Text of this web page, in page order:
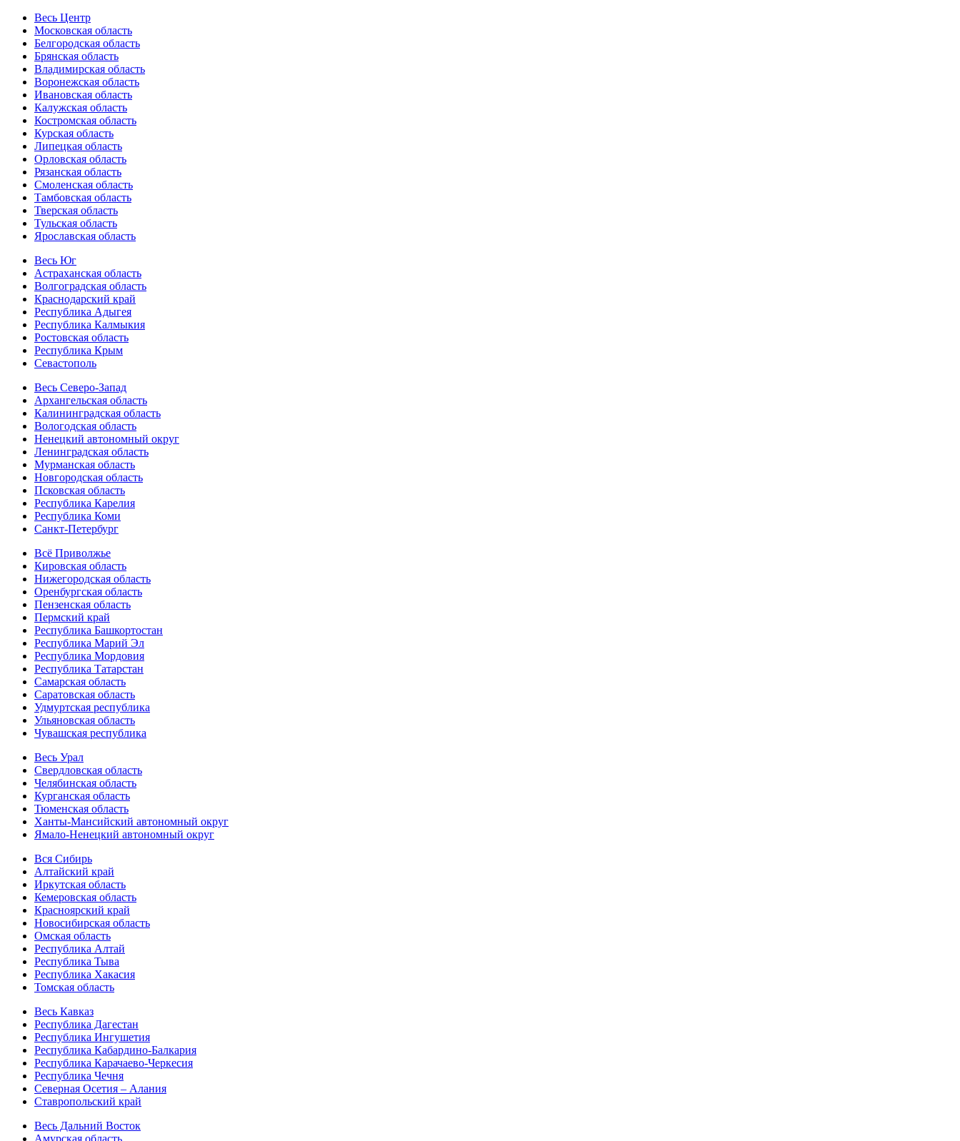
Весь Центр
Московская область
Белгородская область
Брянская область
Владимирская область
Воронежская область
Ивановская область
Калужская область
Костромская область
Курская область
Липецкая область
Орловская область
Рязанская область
Смоленская область
Тамбовская область
Тверская область
Тульская область
Ярославская область
Весь Юг
Астраханская область
Волгоградская область
Краснодарский край
Республика Адыгея
Республика Калмыкия
Ростовская область
Республика Крым
Севастополь
Весь Северо-Запад
Архангельская область
Калининградская область
Вологодская область
Ненецкий автономный округ
Ленинградская область
Мурманская область
Новгородская область
Псковская область
Республика Карелия
Республика Коми
Санкт-Петербург
Всё Приволжье
Кировская область
Нижегородская область
Оренбургская область
Пензенская область
Пермский край
Республика Башкортостан
Республика Марий Эл
Республика Мордовия
Республика Татарстан
Самарская область
Саратовская область
Удмуртская республика
Ульяновская область
Чувашская республика
Весь Урал
Свердловская область
Челябинская область
Курганская область
Тюменская область
Ханты-Мансийский автономный округ
Ямало-Ненецкий автономный округ
Вся Сибирь
Алтайский край
Иркутская область
Кемеровская область
Красноярский край
Новосибирская область
Омская область
Республика Алтай
Республика Тыва
Республика Хакасия
Томская область
Весь Кавказ
Республика Дагестан
Республика Ингушетия
Республика Кабардино-Балкария
Республика Карачаево-Черкесия
Республика Чечня
Северная Осетия – Алания
Ставропольский край
Весь Дальний Восток
Амурская область